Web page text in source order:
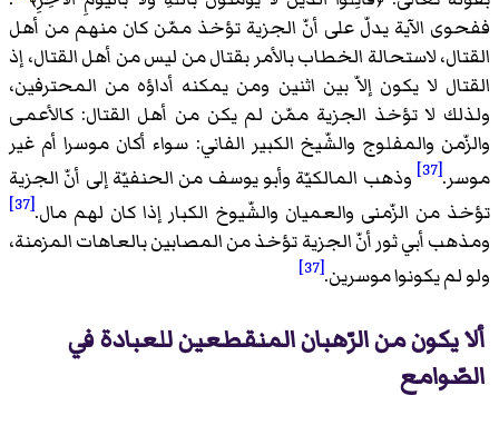
ففحوى الآية يدلّ على أنّ الجزية تؤخذ ممّن كان منهم من أهل
القتال، لاستحالة الخطاب بالأمر بقتال من ليس من أهل القتال، إذ
القتال لا يكون إلاّ بين اثنين ومن يمكنه أداؤه من المحترفين،
ولذلك لا تؤخذ الجزية ممّن لم يكن من أهل القتال: كالأعمى
والزّمن والمفلوج والشّيخ الكبير الفاني: سواء أكان موسرا أم غير
موسر.[37]
وذهب المالكيّة وأبو يوسف من الحنفيّة إلى أنّ الجزية
تؤخذ من الزّمنى والعميان والشّيوخ الكبار إذا كان لهم مال.[37]
ومذهب أبي ثور أنّ الجزية تؤخذ من المصابين بالعاهات المزمنة،
ولو لم يكونوا موسرين.[37]
ألا يكون من الرّهبان المنقطعين للعبادة في
الصّوامع